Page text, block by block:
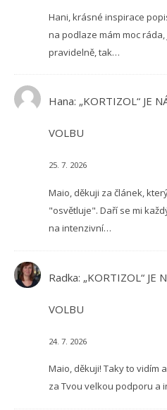
Hani, krásné inspirace
na podlaze mám moc
pravidelně, tak…
Hana: „KORTIZOL“ JE
VOLBU
25. 7. 2026
Maio, děkuji za článek,
"osvětluje". Daří se mi
na intenzivní…
Radka: „KORTIZOL“ JE
VOLBU
24. 7. 2026
Maio, děkuji! Taky to vidím
za Tvou velkou podporu a